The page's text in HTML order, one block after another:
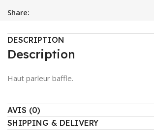
Share:
DESCRIPTION
Description
Haut parleur baffle.
AVIS (0)
SHIPPING & DELIVERY